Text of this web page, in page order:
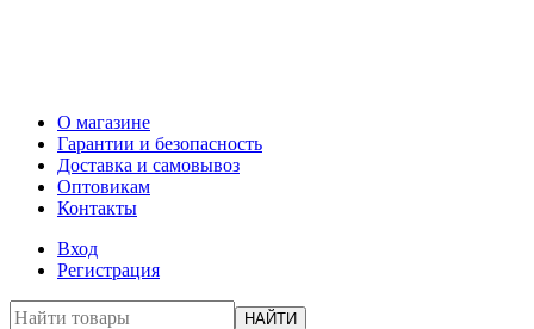
О магазине
Гарантии и безопасность
Доставка и самовывоз
Оптовикам
Контакты
Вход
Регистрация
НАЙТИ